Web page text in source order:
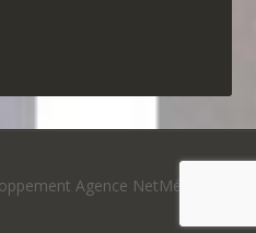
Agence NetMédia